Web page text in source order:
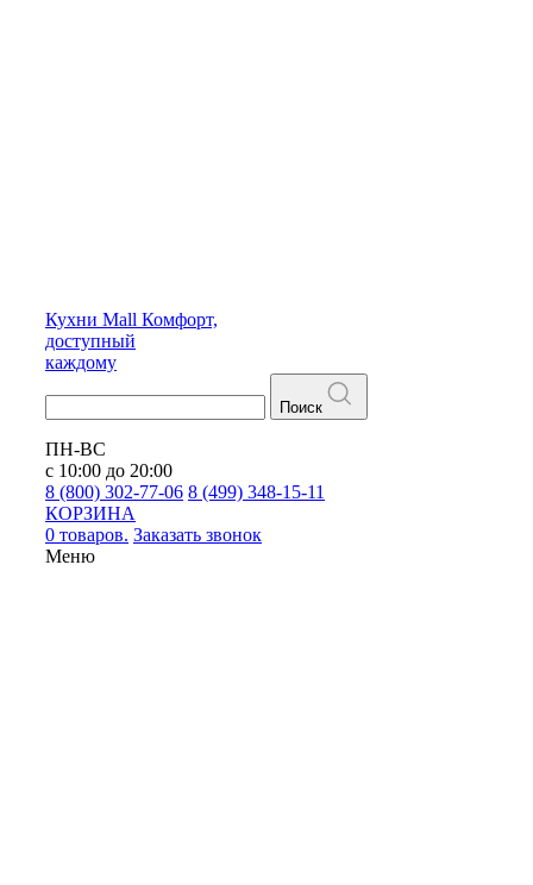
Кухни Mall Комфорт,
доступный
каждому
Поиск
ПН-ВС
с 10:00 до 20:00
8 (800) 302-77-06 8 (499) 348-15-11
КОРЗИНА
0 товаров. Заказать звонок
Меню